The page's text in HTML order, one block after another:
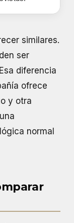
similares.
ser
diferencia
ofrece
y otra
normal